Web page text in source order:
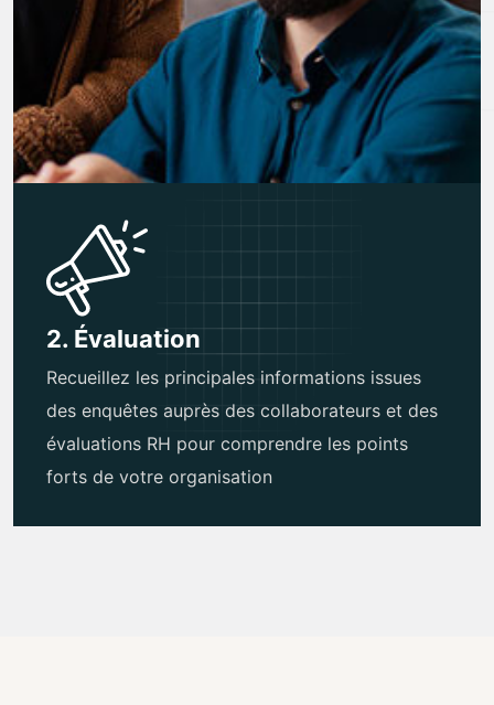
2. Évaluation
Recueillez les principales informations issues
des enquêtes auprès des collaborateurs et des
évaluations RH pour comprendre les points
forts de votre organisation